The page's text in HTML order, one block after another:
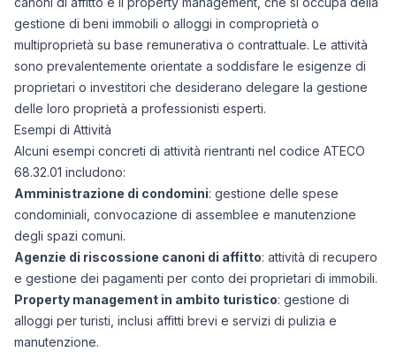
gestione di beni immobili o alloggi in comproprietà o
multiproprietà su base remunerativa o contrattuale. Le attività
sono prevalentemente orientate a soddisfare le esigenze di
proprietari o investitori che desiderano delegare la gestione
delle loro proprietà a professionisti esperti.
Esempi di Attività
Alcuni esempi concreti di attività rientranti nel codice ATECO
68.32.01 includono:
Amministrazione di condomini: gestione delle spese
condominiali, convocazione di assemblee e manutenzione
degli spazi comuni.
Agenzie di riscossione canoni di affitto: attività di recupero
e gestione dei pagamenti per conto dei proprietari di immobili.
Property management in ambito turistico: gestione di
alloggi per turisti, inclusi affitti brevi e servizi di pulizia e
manutenzione.